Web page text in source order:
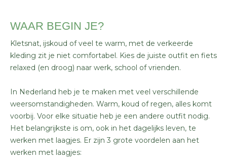
WAAR BEGIN JE?
Kletsnat, ijskoud of veel te warm, met de verkeerde
kleding zit je niet comfortabel. Kies de juiste outfit en fiets
relaxed (en droog) naar werk, school of vrienden.
In Nederland heb je te maken met veel verschillende
weersomstandigheden. Warm, koud of regen, alles komt
voorbij. Voor elke situatie heb je een andere outfit nodig.
Het belangrijkste is om, ook in het dagelijks leven, te
werken met laagjes. Er zijn 3 grote voordelen aan het
werken met laagjes: